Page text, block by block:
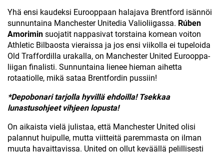
Yhä ensi kaudeksi Eurooppaan halajava Brentford isännöi
sunnuntaina Manchester Unitedia Valioliigassa. Rúben
Amorimin suojatit nappasivat torstaina komean voiton
Athletic Bilbaosta vieraissa ja jos ensi viikolla ei tupeloida
Old Traffordilla urakalla, on Manchester United Eurooppa-
liigan finalisti. Sunnuntaina lienee hieman aihetta
rotaatiolle, mikä sataa Brentfordin pussiin!
*Depobonari tarjolla hyvillä ehdoilla! Tsekkaa
lunastusohjeet vihjeen lopusta!
On aikaista vielä julistaa, että Manchester United olisi
palannut huipulle, mutta viitteitä paremmasta on ilman
muuta havaittavissa. United on ollut keväällä pelillisesti